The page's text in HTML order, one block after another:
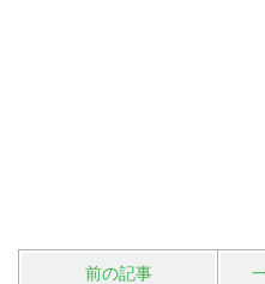
前の記事